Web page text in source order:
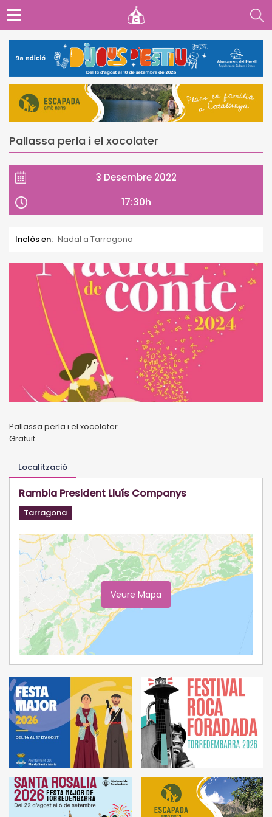
Pallassa perla i el xocolater
3 Desembre 2022
17:30h
Inclòs en: Nadal a Tarragona
Pallassa perla i el xocolater
Gratuït
Localització
Rambla President Lluís Companys
Tarragona
Veure Mapa